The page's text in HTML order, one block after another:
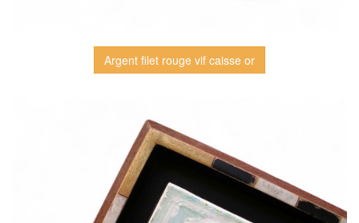
Argent filet rouge vif caisse or